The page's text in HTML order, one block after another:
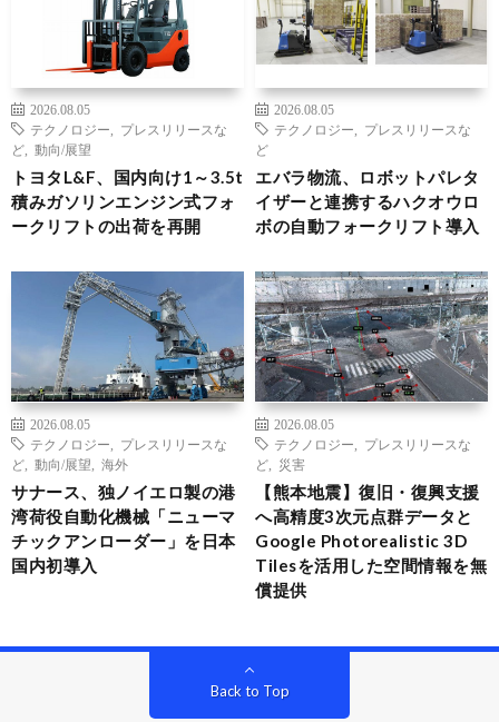
2026.08.05
テクノロジー
プレスリリースな
ど
動向/展望
トヨタL&F、国内向け1～3.5t
積みガソリンエンジン式フォ
ークリフトの出荷を再開
2026.08.05
テクノロジー
プレスリリースな
ど
エバラ物流、ロボットパレタ
イザーと連携するハクオウロ
ボの自動フォークリフト導入
2026.08.05
テクノロジー
プレスリリースな
ど
動向/展望 海外
サナース、独ノイエロ製の港
湾荷役自動化機械「ニューマ
チックアンローダー」を日本
国内初導入
2026.08.05
テクノロジー
プレスリリースな
ど
災害
【熊本地震】復旧・復興支援
へ高精度3次元点群データと
Google Photorealistic 3D
Tilesを活用した空間情報を無
償提供
Back to Top